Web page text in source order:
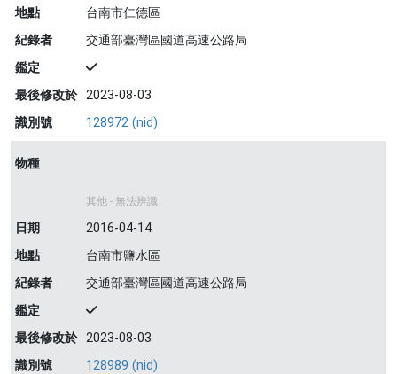
地點
台南市仁德區
紀錄者
交通部臺灣區國道高速公路局
鑑定
最後修改於 2023-08-03
識別號
128972 (nid)
物種
其他 - 無法辨識
日期
2016-04-14
地點
台南市鹽水區
紀錄者
交通部臺灣區國道高速公路局
鑑定
最後修改於 2023-08-03
識別號
128989 (nid)